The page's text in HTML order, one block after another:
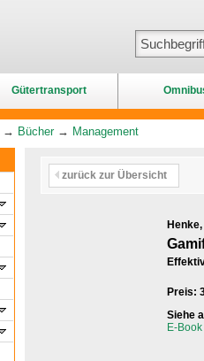
Gütertransport
→ Bücher→ Management
zurück zur Übersicht
Preis:
Siehe
E-